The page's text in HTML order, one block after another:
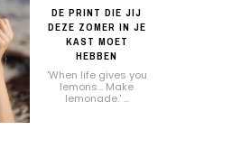
DE PRINT DIE JIJ
DEZE ZOMER IN JE
KAST MOET
HEBBEN
'When life gives you
lemons... Make
lemonade.' ...